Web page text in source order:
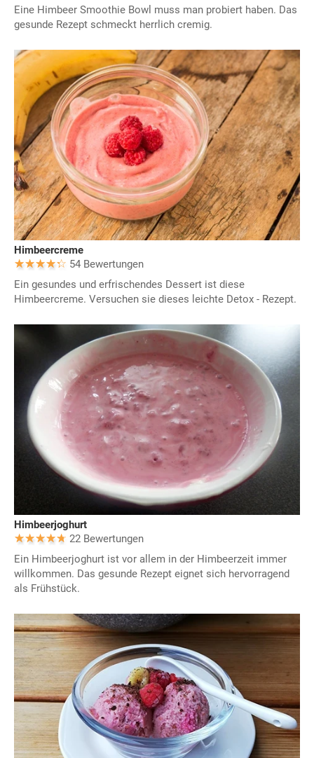
Eine Himbeer Smoothie Bowl muss man probiert haben. Das
gesunde Rezept schmeckt herrlich cremig.
Himbeercreme
54 Bewertungen
Ein gesundes und erfrischendes Dessert ist diese
Himbeercreme. Versuchen sie dieses leichte Detox - Rezept.
Himbeerjoghurt
22 Bewertungen
Ein Himbeerjoghurt ist vor allem in der Himbeerzeit immer
willkommen. Das gesunde Rezept eignet sich hervorragend
als Frühstück.